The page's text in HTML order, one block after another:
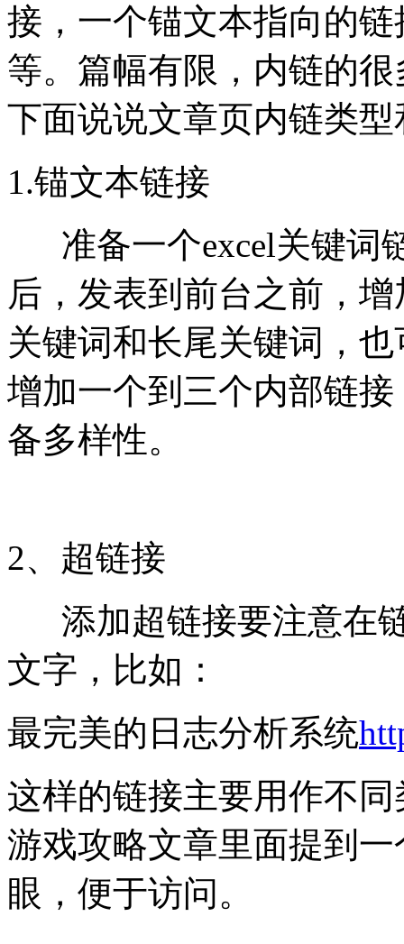
接，一个锚文本指向的
等。篇幅有限，内链的
下面说说文章页内链类
1.锚文本链接
准备一个excel关键词
后，发表到前台之前，
关键词和长尾关键词，
增加一个到三个内部链
备多样性。
2、超链接
添加超链接要注意在
文字，比如：
最完美的日志分析系统
这样的链接主要用作不
游戏攻略文章里面提到
眼，便于访问。